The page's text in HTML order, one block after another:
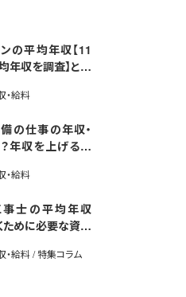
の平均年収【11
年収を調査】と年
介
・給料
の仕事の年収・
年収を上げる方
・給料
士の平均年収
ために必要な資格
・給料 / 特集コラム